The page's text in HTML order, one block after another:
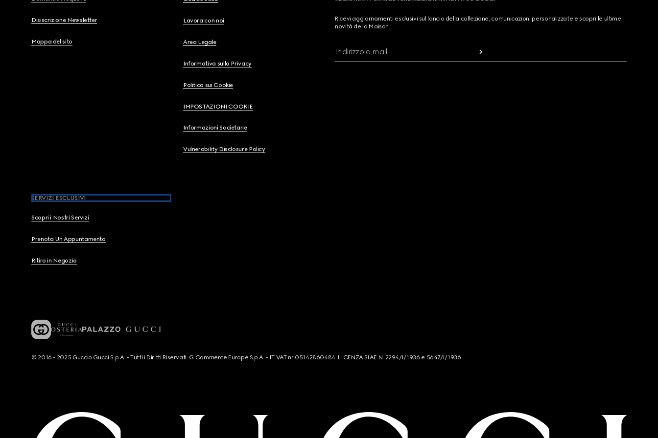
Disiscrizione Newsletter
Mappa del sito
Lavora con noi
Area Legale
Informativa sulla Privacy
Politica sui Cookie
IMPOSTAZIONI COOKIE
Informazioni Societarie
Vulnerability Disclosure Policy
SERVIZI ESCLUSIVI
Scopri i Nostri Servizi
Prenota Un Appuntamento
Ritiro in Negozio
Ricevi aggiornamenti esclusivi sul lancio della collezione, comunicazioni personalizzate e scopri le ultime
novità della Maison.
Indirizzo e-mail
© 2016 - 2025 Guccio Gucci S.p.A. - Tutti i Diritti Riservati. G Commerce Europe S.p.A. - IT VAT nr 05142860484. LICENZA SIAE N. 2294/I/1936 e 5647/I/1936